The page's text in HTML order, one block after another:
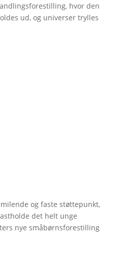
hvor den
ud, og universer trylles
og faste støttepunkt,
det helt unge
nye småbørnsforestilling